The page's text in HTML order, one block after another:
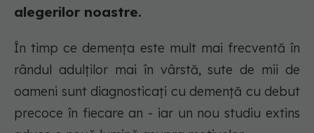
alegerilor noastre.
În timp ce demența este mult mai frecventă în
rândul adulților mai în vârstă, sute de mii de
oameni sunt diagnosticați cu demență cu debut
precoce în fiecare an - iar un nou studiu extins